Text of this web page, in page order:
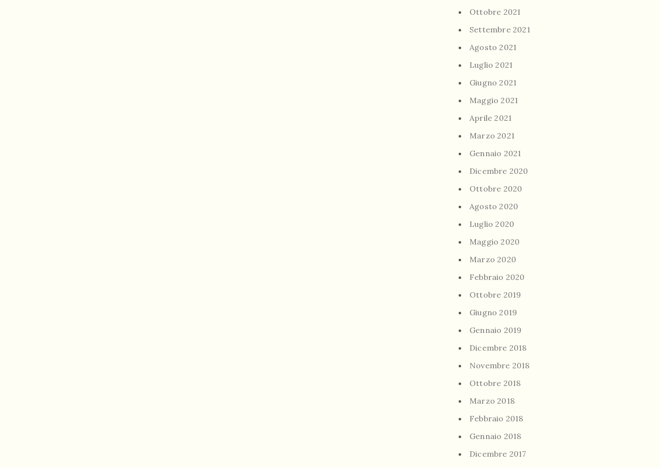
Ottobre 2021
Settembre 2021
Agosto 2021
Luglio 2021
Giugno 2021
Maggio 2021
Aprile 2021
Marzo 2021
Gennaio 2021
Dicembre 2020
Ottobre 2020
Agosto 2020
Luglio 2020
Maggio 2020
Marzo 2020
Febbraio 2020
Ottobre 2019
Giugno 2019
Gennaio 2019
Dicembre 2018
Novembre 2018
Ottobre 2018
Marzo 2018
Febbraio 2018
Gennaio 2018
Dicembre 2017